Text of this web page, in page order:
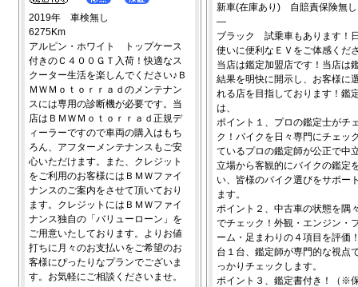
2019年 車検無し
6275Km
アルピン・ホワイト トップケース
付きのＣ４００ＧＴ入荷！快適なス
クーター生活を楽しんでください♪Ｂ
ＭＷＭｏｔｏｒｒａｄのメンテナン
スには専用の診断機が必要です。当
店はＢＭＷＭｏｔｏｒｒａｄ正規デ
ィーラーですので車両の購入はもち
ろん、アフターメンテナンスもご安
心いただけます。また、クレジット
をご利用のお客様にはＢＭＷファイ
ナンスのご案内をさせて頂いており
ます。クレジットにはＢＭＷファイ
ナンス独自の「バリューローン」を
ご用意いたしております。よりお値
打ちに月々のお支払いをご希望のお
客様にぴったりなプランでございま
す。お気軽にご相談くださいませ。
新車(在庫あり) 自賠責保険無し
―
ブラック 試乗車もあります！
使いに便利なＥＶをご体感くだ
当店は鑑定加盟店です！当店は
結果を明快に開示し、お客様に
れる店を目指しております！鑑
は、
ポイント１、プロの鑑定士がチ
ク！バイクを日々専門にチェッ
ているプロの鑑定師が公正で中
立場から客観的にバイクの鑑定
い、皆様のバイク選びをサポー
ます。
ポイント２、中古車の状態を隅
でチェック！外観・エンジン・
ーム・足まわりの４項目を評価
台１台、鑑定師が専門的な視点
っかりチェックします。
ポイント３、鑑定書付き！（※